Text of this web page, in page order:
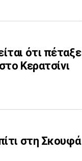
ότι πέταξε
Κερατσίνι
στη Σκουφά